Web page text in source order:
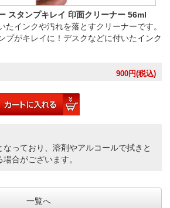
スタンプキレイ 印面クリーナー 56ml
たインクや汚れを落とすクリーナーです。
プがキレイに！デスクなどに付いたインク
900円(税込)
っており、溶剤やアルコールで拭きと
合がございます。
一覧へ